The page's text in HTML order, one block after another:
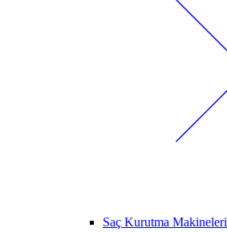
Saç Kurutma Makineleri